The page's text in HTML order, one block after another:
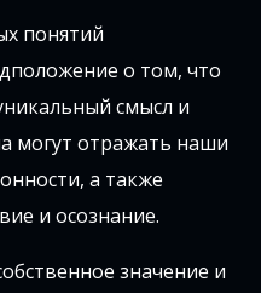
понятий
о том, что
смысл и
могут отражать наши
а также
и осознание.
значение и